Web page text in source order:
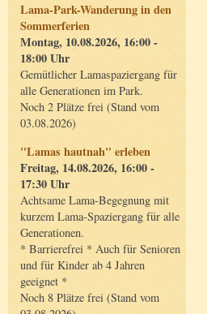
Lama-Park-Wanderung in den
Sommerferien
Montag, 10.08.2026, 16:00 -
18:00 Uhr
Gemütlicher Lamaspaziergang für
alle Generationen im Park.
Noch 2 Plätze frei (Stand vom
03.08.2026)
"Lamas hautnah" erleben
Freitag, 14.08.2026, 16:00 -
17:30 Uhr
Achtsame Lama-Begegnung mit
kurzem Lama-Spaziergang für alle
Generationen.
* Barrierefrei * Auch für Senioren
und für Kinder ab 4 Jahren
geeignet *
Noch 8 Plätze frei (Stand vom